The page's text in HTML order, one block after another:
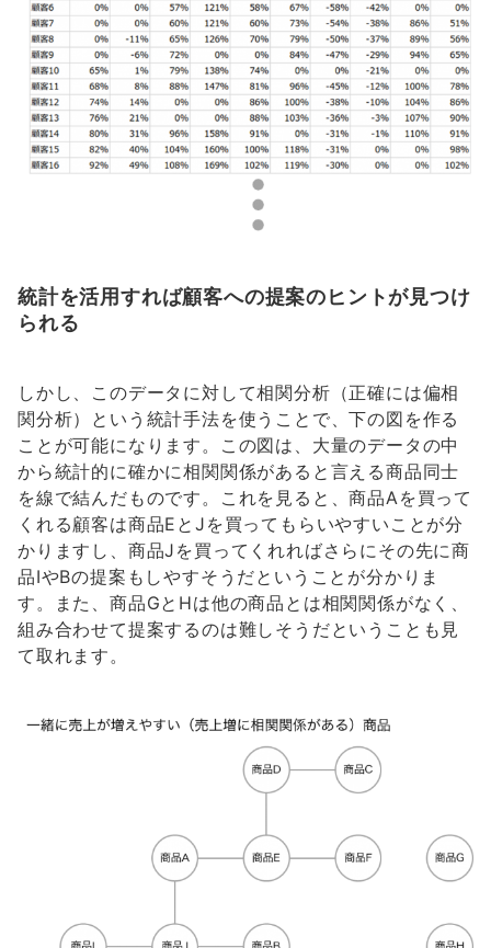
統計を活用すれば顧客への提案のヒントが見つけ
られる
しかし、このデータに対して相関分析（正確には偏相
関分析）という統計手法を使うことで、下の図を作る
ことが可能になります。この図は、大量のデータの中
から統計的に確かに相関関係があると言える商品同士
を線で結んだものです。これを見ると、商品Aを買って
くれる顧客は商品EとJを買ってもらいやすいことが分
かりますし、商品Jを買ってくれればさらにその先に商
品IやBの提案もしやすそうだということが分かりま
す。また、商品GとHは他の商品とは相関関係がなく、
組み合わせて提案するのは難しそうだということも見
て取れます。